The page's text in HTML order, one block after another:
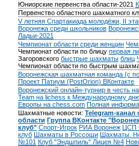
Юниорские первенства области-2021
Первенство областного шахматного
V летняя Спартакиада молодёжи, II
Воронежа среди школьников
Ладьи-2021
Чемпионат области среди женщин
Чемпионат области по блицу первая
Загоровского быстрые шахматы блиц
Чемпионат области по быстрым
Воронежская шахматная команда (с
Проект Патиум (PostOrion) ВКонтакте
Воронежский онлайн-турнир в честь
Team на lichess к Международному
Европы на chess.com Полная
Шахматные новости: Telegram-канал
области Группа ВКонтакте
клуб" Спорт-Игрок РИА Воронеж ЦСП
клуб Шахматы в Россоши Шахматы.
№101 Клуб "Эндшпиль" Лицея №4